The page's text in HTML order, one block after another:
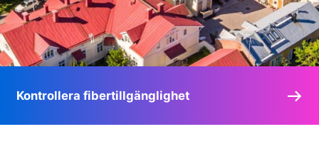
Kontrollera fibertillgänglighet